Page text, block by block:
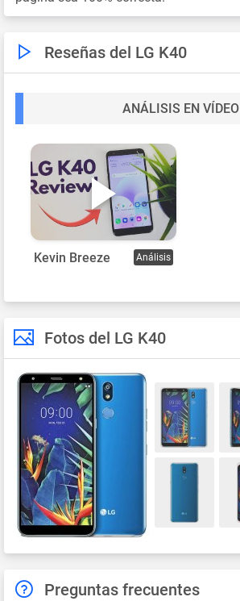
Reseñas del LG K40
ANÁLISIS EN VÍDEO
Kevin Breeze Análisis
Fotos del LG K40
Preguntas frecuentes